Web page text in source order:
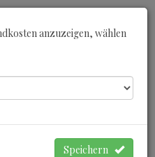
anzuzeigen, wählen
Speichern